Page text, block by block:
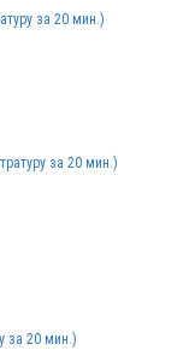
за 20 мин.)
за 20 мин.)
за 20 мин.)